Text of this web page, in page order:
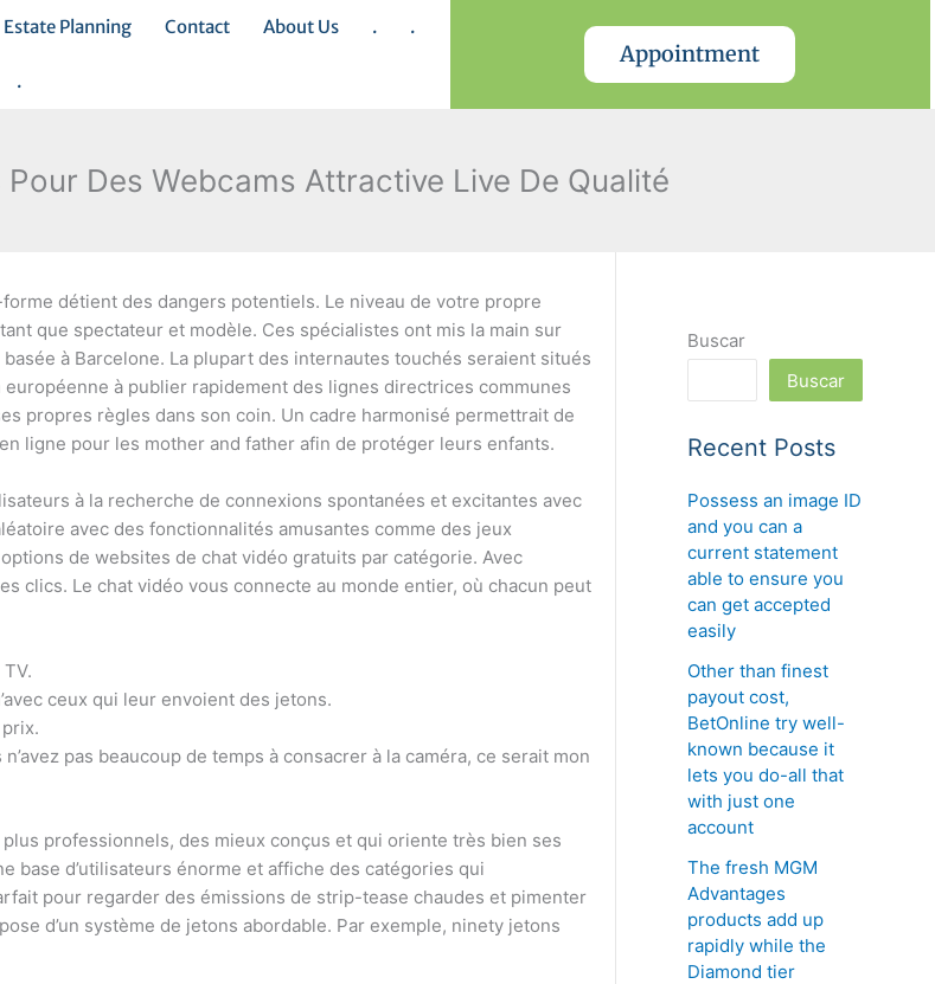
Estate Planning Contact About Us . .
.
Appointment
Des Webcams Attractive Live De Qualité
détient des dangers potentiels. Le niveau de votre propre
que spectateur et modèle. Ces spécialistes ont mis la main sur
à Barcelone. La plupart des internautes touchés seraient situés
à publier rapidement des lignes directrices communes
propres règles dans son coin. Un cadre harmonisé permettrait de
ligne pour les mother and father afin de protéger leurs enfants.
à la recherche de connexions spontanées et excitantes avec
avec des fonctionnalités amusantes comme des jeux
de websites de chat vidéo gratuits par catégorie. Avec
clics. Le chat vidéo vous connecte au monde entier, où chacun peut
ceux qui leur envoient des jetons.
pas beaucoup de temps à consacrer à la caméra, ce serait mon
professionnels, des mieux conçus et qui oriente très bien ses
base d’utilisateurs énorme et affiche des catégories qui
pour regarder des émissions de strip-tease chaudes et pimenter
d’un système de jetons abordable. Par exemple, ninety jetons
Buscar
Buscar
Recent Posts
Possess an image ID
and you can a
current statement
able to ensure you
can get accepted
easily
Other than finest
payout cost,
BetOnline try well-
known because it
lets you do-all that
with just one
account
The fresh MGM
Advantages
products add up
rapidly while the
Diamond tier